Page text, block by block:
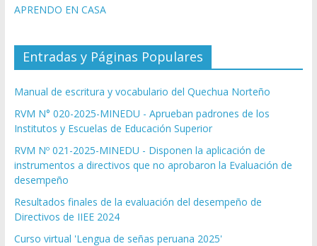
APRENDO EN CASA
Entradas y Páginas Populares
Manual de escritura y vocabulario del Quechua Norteño
RVM N° 020-2025-MINEDU - Aprueban padrones de los
Institutos y Escuelas de Educación Superior
RVM Nº 021-2025-MINEDU - Disponen la aplicación de
instrumentos a directivos que no aprobaron la Evaluación de
desempeño
Resultados finales de la evaluación del desempeño de
Directivos de IIEE 2024
Curso virtual 'Lengua de señas peruana 2025'